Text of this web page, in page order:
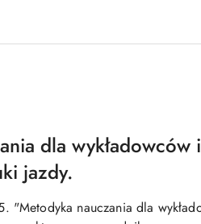
dla wykładowców i
jazdy.
"Metodyka nauczania dla